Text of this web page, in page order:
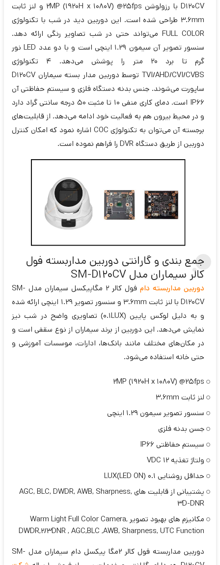
D120CV با رزولوشن 2MP (1920H x 1080V) @25fps و لنز ثابت
3.6mm طراحی شده است. این دوربین دید در شب با تکنولوژی
FULL COLOR می‌تواند حتی در شب تصاویر رنگی ارائه دهد.
سنسور تصویر آن سیمون 1.29 اینچی است و با دو عدد LED نور
گرم تا برد 20 متر را پوشش می‌دهد. 4 تکنولوژی
TVI/AHD/CVI/CVBS توسط دوربین مدار بسته سیماران D120CV
ساپورت می‌شوند. جنس بدنه دستگاه فلزی و سیستم حفاظتی آن
IP66 است. دمای کاری منفی 10 تا مثبت 50 درجه سانتی گراد دارد
و در محیط بیرون هم به فعالیت خود ادامه می‌دهد. از قابلیت‌های
برجسته آن می‌توان به تکنولوژی COC اشاره نمود که امکان کنترل
دوربین از طریق دستگاه DVR را فراهم نموده است.
جمع بندی و گارانتی دوربین مداربسته فول
کالر سیماران مدل SM-D120CV
دوربین مداربسته دام
فول کالر 2 مگاپیکسل سیماران مدل SM-
D120CV با لنز ثابت 3.6mm و سنسور تصویر 1.29 اینچی ارائه شده
و به دلیل لوکس پایین (0.1LUX) تصاویری واضح در شب نیز
نمایش می‌دهد. این دوربین از برند سیماران از نوع سقفی است و
در مکان‌های مختلف مانند بانک‌ها، ادارات، موسسات آموزشی و
حتی خانه استفاده می‌شود.
2MP (1920H x 1080V) @25fps
لنز ثابت 3.6mm
سنسور تصویر سیمون 1.29 اینچی
جسن بدنه فلزی
سیستم حفاظتی IP66
ولتاژ تغذیه 12 VDC
حداقل روشنایی 0.1 LUX(LED ON)
پشتیبانی از قابلیت های AGC, BLC, DWDR, AWB, Sharpness,
3D-DNR
مکانیزم های بهبود تصویر Warm Light Full Color Camera,
DWDR,2/3DNR , AGC,BLC ,AWB, Sharpness, UTC Function
دوربین مداربسته فول کالر 2مگا پیکسل دام سیماران مدل SM-